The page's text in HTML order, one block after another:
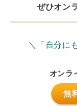
ぜひオン
＼「自分に
オンラ
無